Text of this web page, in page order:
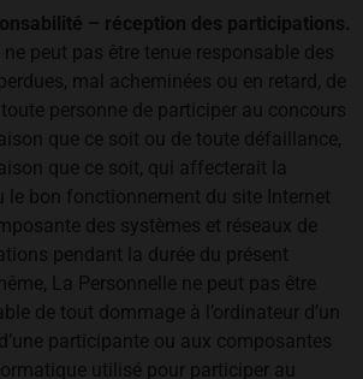
– réception des participations.
peut pas être tenue responsable des
mal acheminées ou en retard, de
toute personne de participer au concours
que ce soit ou de toute défaillance,
que ce soit, qui affecterait la
le bon fonctionnement du site Internet
des systèmes et réseaux de
pendant la durée du présent
La Personnelle ne peut pas être
de tout dommage à l’ordinateur d’un
participante ou aux composantes
utilisé pour participer au